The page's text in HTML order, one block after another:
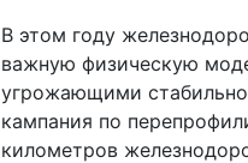
В этом году
важную физическую
угрожающими
кампания по
километров